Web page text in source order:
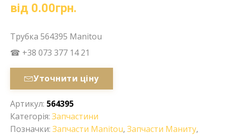
від 0.00грн.
Трубка 564395 Manitou
☎ +38 073 377 14 21
Уточнити ціну
Артикул: 564395
Категорія: Запчастини
Позначки: Запчасти Manitou, Запчасти Маниту,